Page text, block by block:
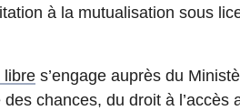
à la mutualisation sous
libres’engage auprès du
chances, du droit à l’accès